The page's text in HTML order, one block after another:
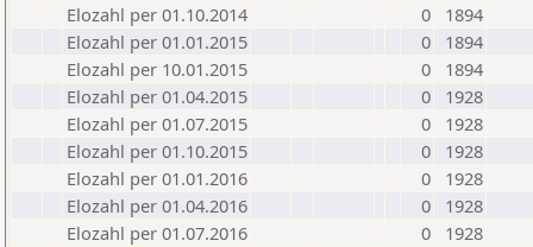
Elozahl per 01.10.2014
0
1894
Elozahl per 01.01.2015
0
1894
Elozahl per 10.01.2015
0
1894
Elozahl per 01.04.2015
0
1928
Elozahl per 01.07.2015
0
1928
Elozahl per 01.10.2015
0
1928
Elozahl per 01.01.2016
0
1928
Elozahl per 01.04.2016
0
1928
Elozahl per 01.07.2016
0
1928